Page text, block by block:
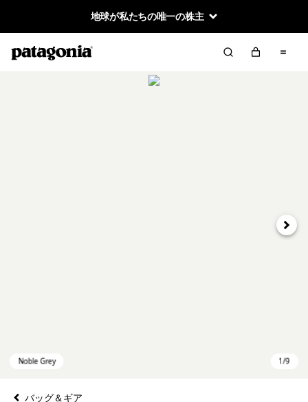
地球が私たちの唯一の株主
次へ
バッグ＆ギア